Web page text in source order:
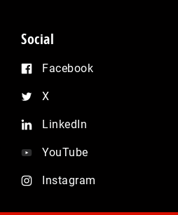
Social
Facebook
X
LinkedIn
YouTube
Instagram